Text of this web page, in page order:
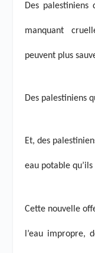
Des palestiniens
manquant
peuvent plus
Des palestiniens
Et, des
eau potable
Cette nouvelle
l’eau impropre,